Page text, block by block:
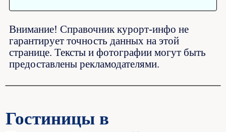
Внимание! Справочник курорт-инфо не
гарантирует точность данных на этой
странице. Тексты и фотографии могут быть
предоставлены рекламодателями.
Гостиницы в